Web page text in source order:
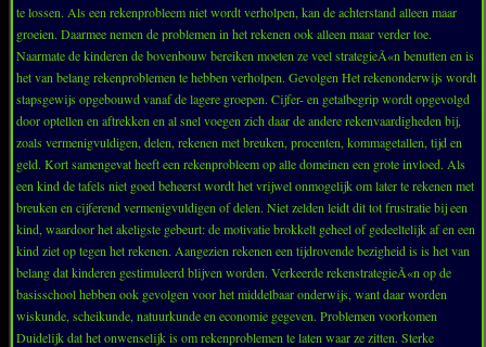
te lossen. Als een rekenprobleem niet wordt verholpen, kan de achterstand alleen maar
groeien. Daarmee nemen de problemen in het rekenen ook alleen maar verder toe.
Naarmate de kinderen de bovenbouw bereiken moeten ze veel strategieÃ«n benutten en is
het van belang rekenproblemen te hebben verholpen. Gevolgen Het rekenonderwijs wordt
stapsgewijs opgebouwd vanaf de lagere groepen. Cijfer- en getalbegrip wordt opgevolgd
door optellen en aftrekken en al snel voegen zich daar de andere rekenvaardigheden bij,
zoals vermenigvuldigen, delen, rekenen met breuken, procenten, kommagetallen, tijd en
geld. Kort samengevat heeft een rekenprobleem op alle domeinen een grote invloed. Als
een kind de tafels niet goed beheerst wordt het vrijwel onmogelijk om later te rekenen met
breuken en cijferend vermenigvuldigen of delen. Niet zelden leidt dit tot frustratie bij een
kind, waardoor het akeligste gebeurt: de motivatie brokkelt geheel of gedeeltelijk af en een
kind ziet op tegen het rekenen. Aangezien rekenen een tijdrovende bezigheid is is het van
belang dat kinderen gestimuleerd blijven worden. Verkeerde rekenstrategieÃ«n op de
basisschool hebben ook gevolgen voor het middelbaar onderwijs, want daar worden
wiskunde, scheikunde, natuurkunde en economie gegeven. Problemen voorkomen
Duidelijk dat het onwenselijk is om rekenproblemen te laten waar ze zitten. Sterke